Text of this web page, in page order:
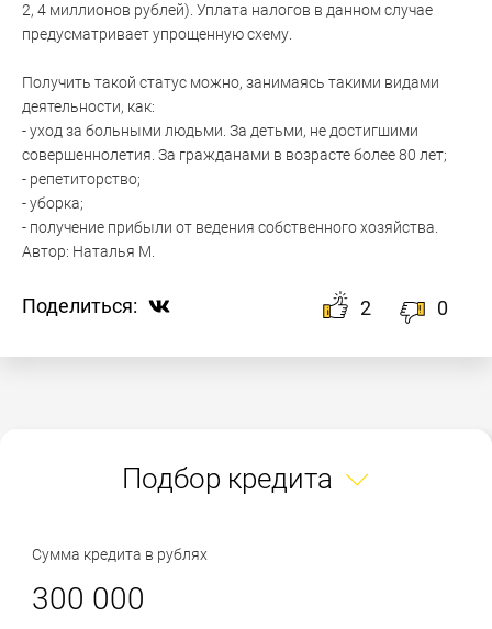
2, 4 миллионов рублей). Уплата налогов в данном случае
предусматривает упрощенную схему.
Получить такой статус можно, занимаясь такими видами
деятельности, как:
- уход за больными людьми. За детьми, не достигшими
совершеннолетия. За гражданами в возрасте более 80 лет;
- репетиторство;
- уборка;
- получение прибыли от ведения собственного хозяйства.
Автор: Наталья М.
Поделиться: 2 0
Подбор кредита
Сумма кредита в рублях